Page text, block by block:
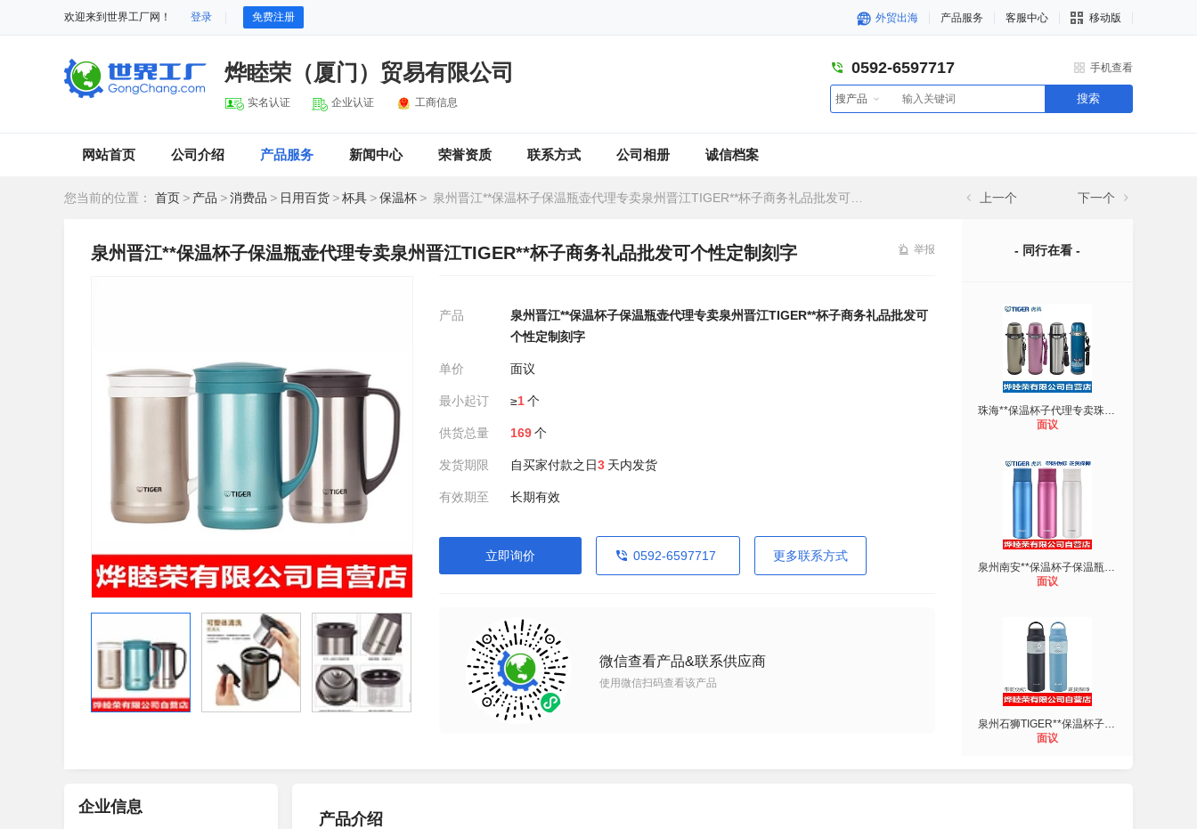
欢迎来到世界工厂网！ 登录 免费注册 外贸出海 产品服务 客服中心 移动版
烨睦荣（厦门）贸易有限公司
实名认证 企业认证 工商信息
0592-6597717 手机查看
搜产品 搜索
网站首页 公司介绍 产品服务 新闻中心 荣誉资质 联系方式 公司相册 诚信档案
您当前的位置： 首页 > 产品 >消费品 > 日用百货 >杯具 >保温杯 > 泉州晋江**保温杯子保温瓶壶代理专卖泉州晋江TIGER**杯子商务礼品批发可个性定制刻字 上一个 下一个
泉州晋江**保温杯子保温瓶壶代理专卖泉州晋江TIGER**杯子商务礼品批发可个性定制刻字 举报
产品
泉州晋江**保温杯子保温瓶壶代理专卖泉州晋江TIGER**杯子商务礼品批发可
个性定制刻字
单价 面议
最小起订 ≥1个
供货总量 169个
发货期限 自买家付款之日3 天内发货
有效期至 长期有效
立即询价 0592-6597717 更多联系方式
微信查看产品&联系供应商
使用微信扫码查看该产品
- 同行在看 -
珠海**保温杯子代理专卖珠海TIGER**
面议
泉州南安**保温杯子保温瓶保温热水壶
面议
泉州石狮TIGER**保温杯子代理专卖**
面议
企业信息
产品介绍